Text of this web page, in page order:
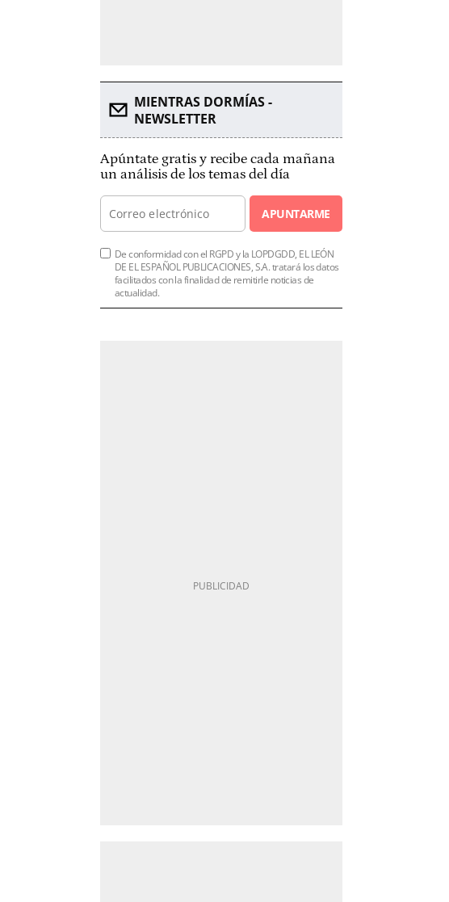
MIENTRAS DORMÍAS -
NEWSLETTER
Apúntate gratis y recibe cada mañana
un análisis de los temas del día
APUNTARME
De conformidad con el RGPD y la LOPDGDD, EL LEÓN
DE EL ESPAÑOL PUBLICACIONES, S.A. tratará los datos
facilitados con la finalidad de remitirle noticias de
actualidad.